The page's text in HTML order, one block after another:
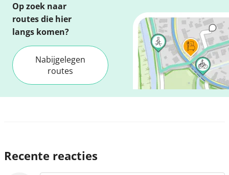
Op zoek naar
routes die hier
langs komen?
Nabijgelegen
routes
Recente reacties